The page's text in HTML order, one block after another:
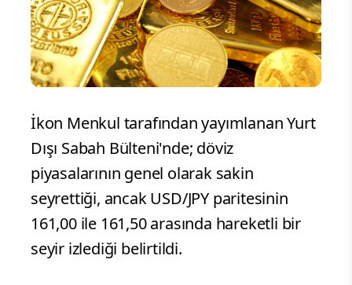
İkon Menkul tarafından yayımlanan Yurt
Dışı Sabah Bülteni'nde; döviz
piyasalarının genel olarak sakin
seyrettiği, ancak USD/JPY paritesinin
161,00 ile 161,50 arasında hareketli bir
seyir izlediği belirtildi.